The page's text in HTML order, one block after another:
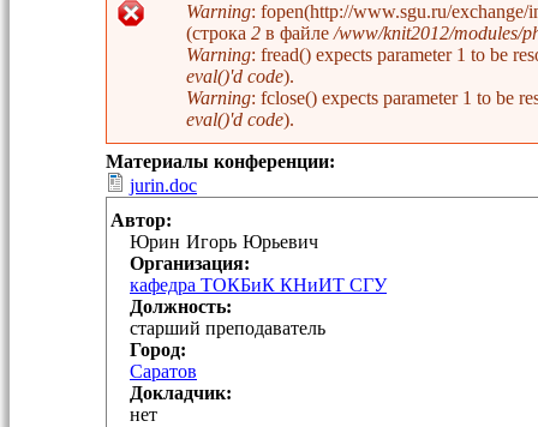
Сообщение об ошибке
Warning: fopen(http://www.sgu.ru/
(строка 2 в файле/www/knit2012/modules/
Warning: fread() expects parameter 1 to be
eval()'d code).
Warning: fclose() expects parameter 1 to be
eval()'d code).
Материалы конференции:
jurin.doc
Автор:
Юрин Игорь Юрьевич
Организация:
кафедра ТОКБиК КНиИТ СГУ
Должность:
старший преподаватель
Город:
Саратов
Докладчик:
нет